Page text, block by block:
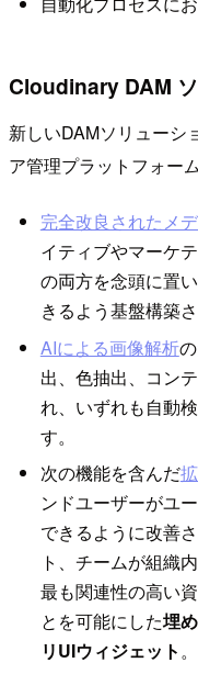
Cloudinary DAM
新しいDAMソリューシ
ア管理プラットフォー
完全改良されたメ
イティブやマーケ
の両方を念頭に置
きるよう基盤構築
AIによる画像解析
出、色抽出、コン
れ、いずれも自動
す。
次の機能を含んだ
ンドユーザーがユ
できるように改善
ト、チームが組織
最も関連性の高い
とを可能にした埋
リUIウィジェット。